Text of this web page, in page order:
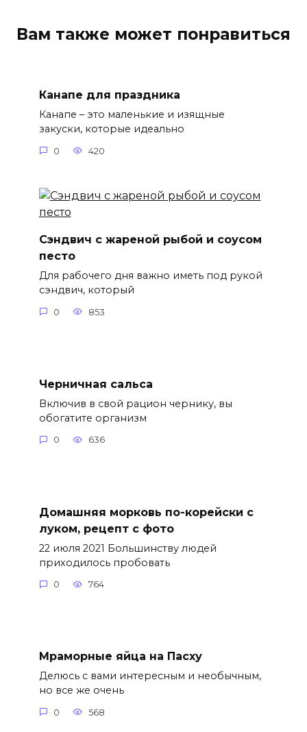
Вам также может понравиться
Канапе для праздника
Канапе – это маленькие и изящные
закуски, которые идеально
0 420
Сэндвич с жареной рыбой и соусом
песто
Для рабочего дня важно иметь под рукой
сэндвич, который
0 853
Черничная сальса
Включив в свой рацион чернику, вы
обогатите организм
0 636
Домашняя морковь по-корейски с
луком, рецепт с фото
22 июля 2021 Большинству людей
приходилось пробовать
0 764
Мраморные яйца на Пасху
Делюсь с вами интересным и необычным,
но все же очень
0 568